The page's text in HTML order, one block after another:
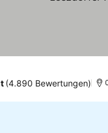
(4.890 Bewertungen)